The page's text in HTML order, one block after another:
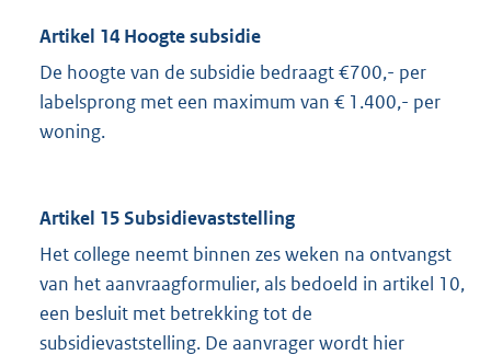
Artikel 14 Hoogte subsidie
De hoogte van de subsidie bedraagt €700,- per
labelsprong met een maximum van € 1.400,- per
woning.
Artikel 15 Subsidievaststelling
Het college neemt binnen zes weken na ontvangst
van het aanvraagformulier, als bedoeld in artikel 10,
een besluit met betrekking tot de
subsidievaststelling. De aanvrager wordt hier